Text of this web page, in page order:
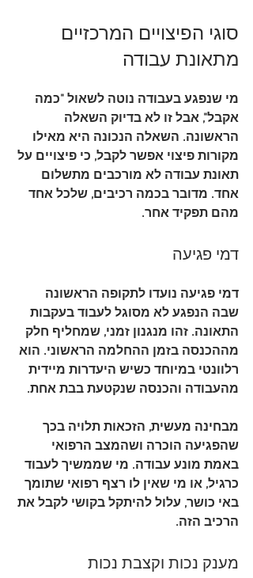
סוגי הפיצויים המרכזיים
מתאונת עבודה
מי שנפגע בעבודה נוטה לשאול "כמה
אקבל", אבל זו לא בדיוק השאלה
הראשונה. השאלה הנכונה היא מאילו
מקורות פיצוי אפשר לקבל, כי פיצויים על
תאונת עבודה לא מורכבים מתשלום
אחד. מדובר בכמה רכיבים, שלכל אחד
מהם תפקיד אחר.
דמי פגיעה
דמי פגיעה נועדו לתקופה הראשונה
שבה הנפגע לא מסוגל לעבוד בעקבות
התאונה. זהו מנגנון זמני, שמחליף חלק
מההכנסה בזמן ההחלמה הראשוני. הוא
רלוונטי במיוחד כשיש היעדרות מיידית
מהעבודה והכנסה שנקטעת בבת אחת.
מבחינה מעשית, הזכאות תלויה בכך
שהפגיעה הוכרה ושהמצב הרפואי
באמת מונע עבודה. מי שממשיך לעבוד
כרגיל, או מי שאין לו רצף רפואי שתומך
באי כושר, עלול להיתקל בקושי לקבל את
הרכיב הזה.
מענק נכות וקצבת נכות